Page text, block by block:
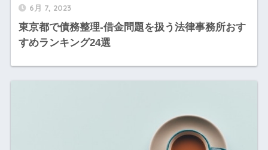
6月 7, 2023
東京都で債務整理-借金問題を扱う法律事務所おす
すめランキング24選